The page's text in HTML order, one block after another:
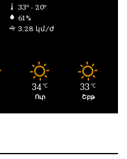
33º - 20º
61%
3.28 կմ/ժ
34 ℃
Ուր
33 ℃
Շբթ